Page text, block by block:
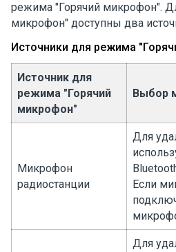
режима "Горячий микрофон".
микрофон" доступны два
Источники для режима
Источник для
режима "Горячий
микрофон"
Выбор
Микрофон
радиостанции
Для
Если
Для